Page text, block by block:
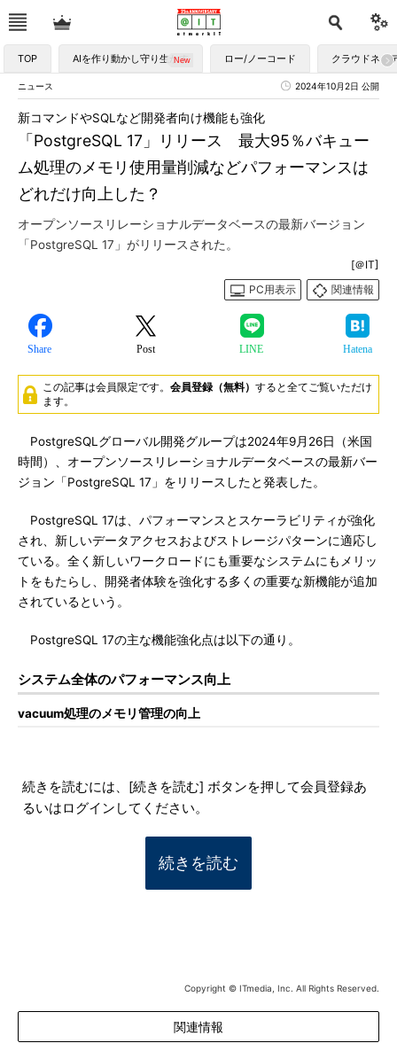
TOP AIを作り動かし守り生かす ロー/ノーコード クラウドネイ
ニュース 2024年10月2日 公開
「PostgreSQL 17」リリース 最大95％バキュー
ム処理のメモリ使用量削減などパフォーマンスは
どれだけ向上した？
新コマンドやSQLなど開発者向け機能も強化
オープンソースリレーショナルデータベースの最新バージョン
「PostgreSQL 17」がリリースされた。
[＠IT]
PC用表示
関連情報
Share Post LINE Hatena
この記事は会員限定です。 会員登録（無料） すると全てご覧いただけ
ます。
PostgreSQLグローバル開発グループは2024年9月26日（米国
時間）、オープンソースリレーショナルデータベースの最新バー
ジョン「PostgreSQL 17」をリリースしたと発表した。
PostgreSQL 17は、パフォーマンスとスケーラビリティが強化
され、新しいデータアクセスおよびストレージパターンに適応し
ている。全く新しいワークロードにも重要なシステムにもメリッ
トをもたらし、開発者体験を強化する多くの重要な新機能が追加
されているという。
PostgreSQL 17の主な機能強化点は以下の通り。
システム全体のパフォーマンス向上
vacuum処理のメモリ管理の向上
続きを読むには、[続きを読む] ボタンを押して会員登録あ
るいはログインしてください。
続きを読む
Copyright © ITmedia, Inc. All Rights Reserved.
関連情報